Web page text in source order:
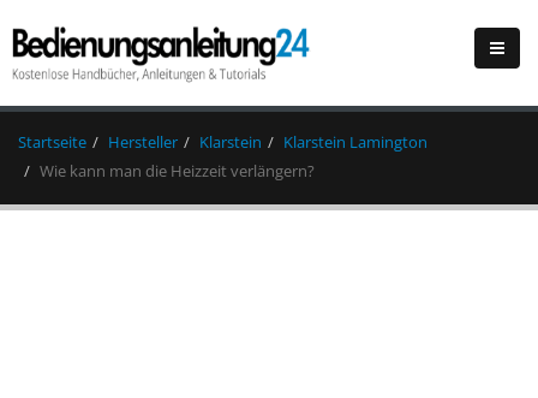
Startseite Hersteller Klarstein
Klarstein Lamington
Wie kann man die Heizzeit verlängern?